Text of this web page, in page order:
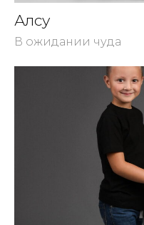
Алсу
В ожидании чуда